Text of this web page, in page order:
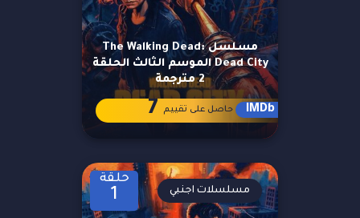
مسلسل The Walking Dead:
Dead City الموسم الثالث الحلقة
2 مترجمة
IMDb حاصل على تقييم 7
حلقة
1 مسلسلات اجنبي